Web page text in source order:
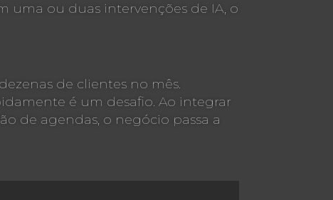
uma ou duas intervenções de IA, o
de clientes no mês.
é um desafio. Ao integrar
de agendas, o negócio passa a